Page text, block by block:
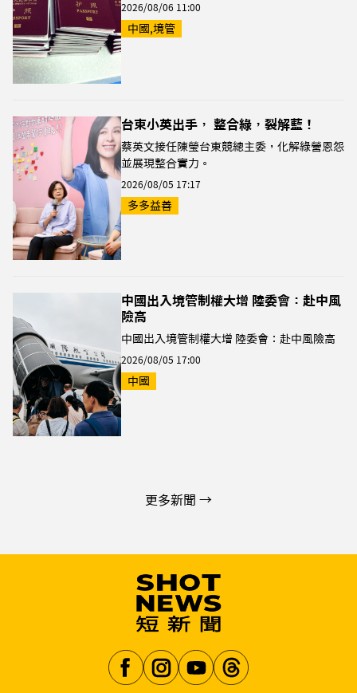
2026/08/06 11:00
中國,境管
台東小英出手， 整合綠，裂解藍！
蔡英文接任陳瑩台東競總主委，化解綠營恩怨
並展現整合實力。
2026/08/05 17:17
多多益善
中國出入境管制權大增 陸委會：赴中風
險高
中國出入境管制權大增 陸委會：赴中風險高
2026/08/05 17:00
中國
更多新聞 →